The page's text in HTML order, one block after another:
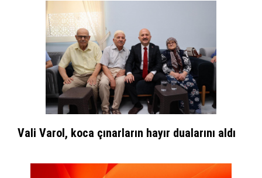
Vali Varol, koca çınarların hayır dualarını aldı